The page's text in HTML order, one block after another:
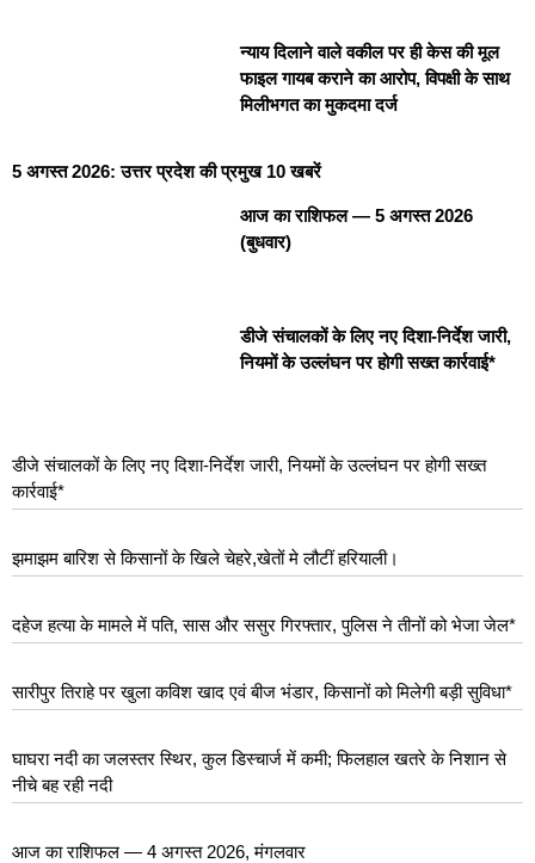
न्याय दिलाने वाले वकील पर ही केस की मूल
फाइल गायब कराने का आरोप, विपक्षी के साथ
मिलीभगत का मुकदमा दर्ज
5 अगस्त 2026: उत्तर प्रदेश की प्रमुख 10 खबरें
आज का राशिफल — 5 अगस्त 2026
(बुधवार)
डीजे संचालकों के लिए नए दिशा-निर्देश जारी,
नियमों के उल्लंघन पर होगी सख्त कार्रवाई*
डीजे संचालकों के लिए नए दिशा-निर्देश जारी, नियमों के उल्लंघन पर होगी सख्त
कार्रवाई*
झमाझम बारिश से किसानों के खिले चेहरे,खेतों मे लौटीं हरियाली।
दहेज हत्या के मामले में पति, सास और ससुर गिरफ्तार, पुलिस ने तीनों को भेजा जेल*
सारीपुर तिराहे पर खुला कविश खाद एवं बीज भंडार, किसानों को मिलेगी बड़ी सुविधा*
घाघरा नदी का जलस्तर स्थिर, कुल डिस्चार्ज में कमी; फिलहाल खतरे के निशान से
नीचे बह रही नदी
आज का राशिफल — 4 अगस्त 2026, मंगलवार